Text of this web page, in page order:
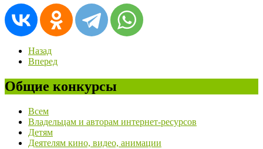
Назад
Вперед
Общие конкурсы
Всем
Владельцам и авторам интернет-ресурсов
Детям
Деятелям кино, видео, анимации